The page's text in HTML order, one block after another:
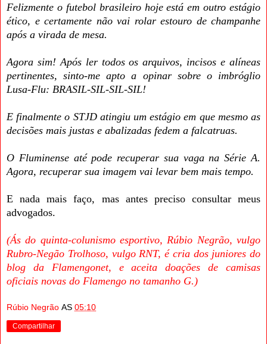
Felizmente o futebol brasileiro hoje está em outro estágio
ético, e certamente não vai rolar estouro de champanhe
após a virada de mesa.
Agora sim! Após ler todos os arquivos, incisos e alíneas
pertinentes, sinto-me apto a opinar sobre o imbróglio
Lusa-Flu: BRASIL-SIL-SIL-SIL!
E finalmente o STJD atingiu um estágio em que mesmo as
decisões mais justas e abalizadas fedem a falcatruas.
O Fluminense até pode recuperar sua vaga na Série A.
Agora, recuperar sua imagem vai levar bem mais tempo.
E nada mais faço, mas antes preciso consultar meus
advogados.
(Ás do quinta-colunismo esportivo, Rúbio Negrão, vulgo
Rubro-Negão Trolhoso, vulgo RNT, é cria dos juniores do
blog da Flamengonet, e aceita doações de camisas
oficiais novas do Flamengo no tamanho G.)
Rúbio Negrão AS 05:10
Compartilhar